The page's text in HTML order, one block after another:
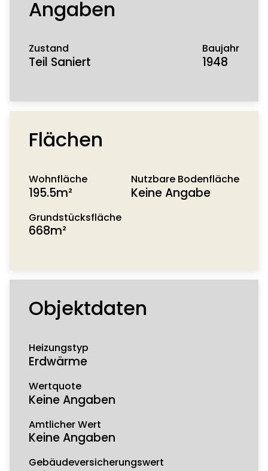
Angaben
Zustand
Teil Saniert
Baujahr
1948
Flächen
Wohnfläche
195.5m²
Nutzbare Bodenfläche
Keine Angabe
Grundstücksfläche
668m²
Objektdaten
Heizungstyp
Erdwärme
Wertquote
Keine Angaben
Amtlicher Wert
Keine Angaben
Gebäudeversicherungswert